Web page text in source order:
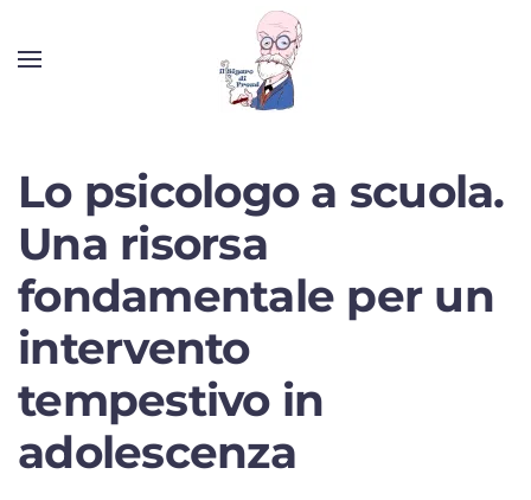
Lo psicologo a scuola.
Una risorsa
fondamentale per un
intervento
tempestivo in
adolescenza